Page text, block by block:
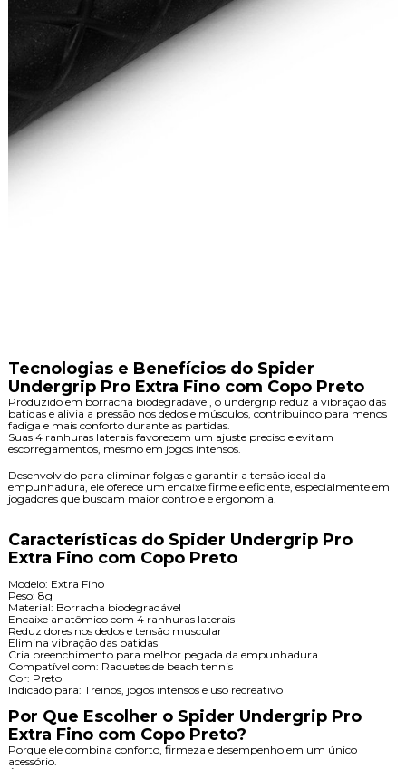
Tecnologias e Benefícios do Spider
Undergrip Pro Extra Fino com Copo Preto
Produzido em borracha biodegradável, o undergrip reduz a vibração das
batidas e alivia a pressão nos dedos e músculos, contribuindo para menos
fadiga e mais conforto durante as partidas.
Suas 4 ranhuras laterais favorecem um ajuste preciso e evitam
escorregamentos, mesmo em jogos intensos.
Desenvolvido para eliminar folgas e garantir a tensão ideal da
empunhadura, ele oferece um encaixe firme e eficiente, especialmente em
jogadores que buscam maior controle e ergonomia.
Características do Spider Undergrip Pro
Extra Fino com Copo Preto
Modelo: Extra Fino
Peso: 8g
Material: Borracha biodegradável
Encaixe anatômico com 4 ranhuras laterais
Reduz dores nos dedos e tensão muscular
Elimina vibração das batidas
Cria preenchimento para melhor pegada da empunhadura
Compatível com: Raquetes de beach tennis
Cor: Preto
Indicado para: Treinos, jogos intensos e uso recreativo
Por Que Escolher o Spider Undergrip Pro
Extra Fino com Copo Preto?
Porque ele combina conforto, firmeza e desempenho em um único
acessório.